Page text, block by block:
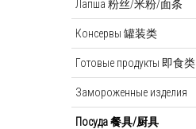
Лапша 粉丝/米粉/面条
Консервы 罐装类
Готовые продукты 即食类
Замороженные изделия
Посуда 餐具/厨具